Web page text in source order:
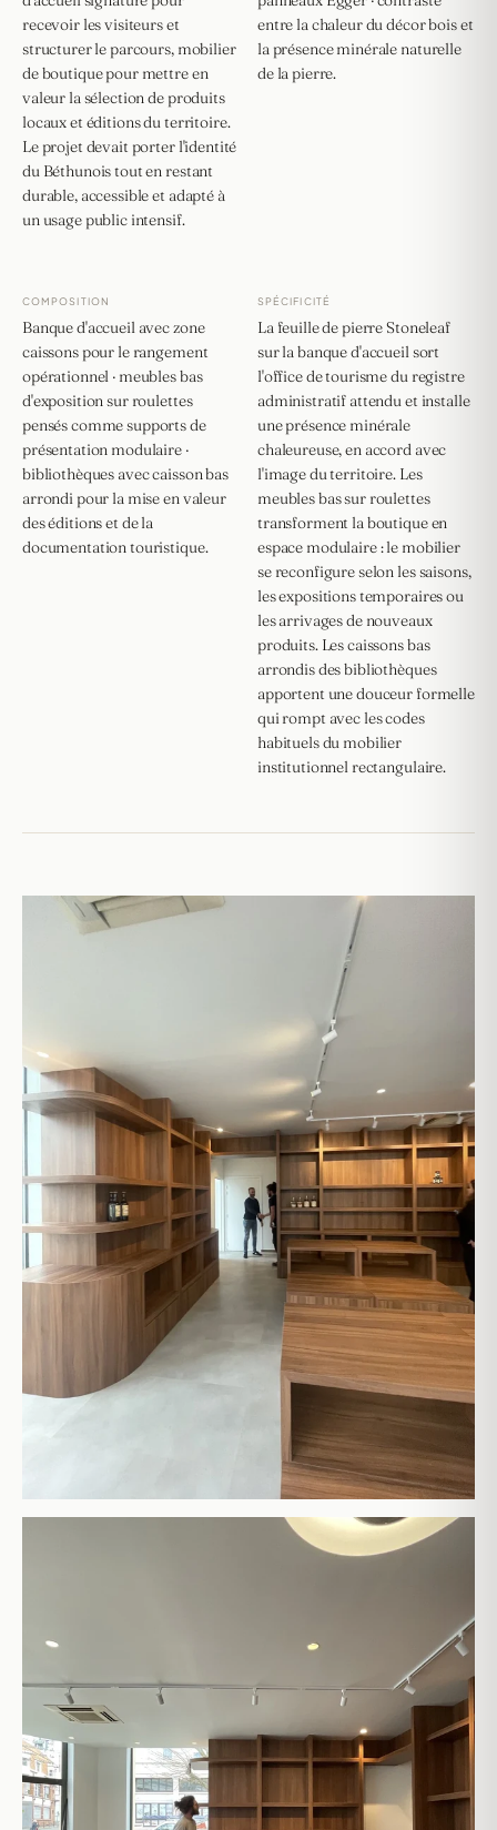
recevoir les visiteurs et
structurer le parcours, mobilier
de boutique pour mettre en
valeur la sélection de produits
locaux et éditions du territoire.
Le projet devait porter l'identité
du Béthunois tout en restant
durable, accessible et adapté à
un usage public intensif.
entre la chaleur du décor bois et
la présence minérale naturelle
de la pierre.
COMPOSITION
Banque d'accueil avec zone
caissons pour le rangement
opérationnel · meubles bas
d'exposition sur roulettes
pensés comme supports de
présentation modulaire ·
bibliothèques avec caisson bas
arrondi pour la mise en valeur
des éditions et de la
documentation touristique.
SPÉCIFICITÉ
La feuille de pierre Stoneleaf
sur la banque d'accueil sort
l'office de tourisme du registre
administratif attendu et installe
une présence minérale
chaleureuse, en accord avec
l'image du territoire. Les
meubles bas sur roulettes
transforment la boutique en
espace modulaire : le mobilier
se reconfigure selon les saisons,
les expositions temporaires ou
les arrivages de nouveaux
produits. Les caissons bas
arrondis des bibliothèques
apportent une douceur formelle
qui rompt avec les codes
habituels du mobilier
institutionnel rectangulaire.